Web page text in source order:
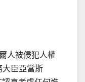
人被侵犯人權
大臣亞當斯